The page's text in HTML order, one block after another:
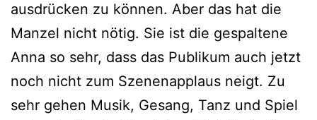
ausdrücken zu können. Aber das hat die
Manzel nicht nötig. Sie ist die gespaltene
Anna so sehr, dass das Publikum auch jetzt
noch nicht zum Szenenapplaus neigt. Zu
sehr gehen Musik, Gesang, Tanz und Spiel